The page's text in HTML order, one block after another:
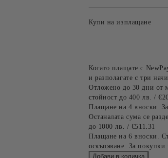
Купи на изплащане
Когато плащате с
и разполагате с три
Отложено до 30 дни от
стойност до 400 лв. /
Плащане на 4 вноски.
Останалата сума се
до 1000 лв. / €511.31
Плащане на 6 вноски.
оскъпяване. За